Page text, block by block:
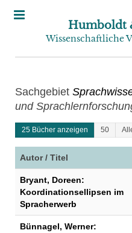
Humboldt
Wissenschaftliche
Sachgebiet
und
25 Bücher anzeigen 50
Autor / Titel
Bryant, Doreen:
Koordinationsellipsen im
Spracherwerb
Bünnagel, Werner: